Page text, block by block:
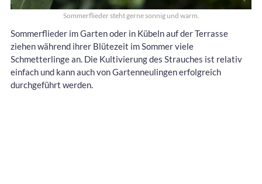
Sommerflieder steht gerne sonnig und warm.
Sommerflieder im Garten oder in Kübeln auf der Terrasse
ziehen während ihrer Blütezeit im Sommer viele
Schmetterlinge an. Die Kultivierung des Strauches ist relativ
einfach und kann auch von Gartenneulingen erfolgreich
durchgeführt werden.